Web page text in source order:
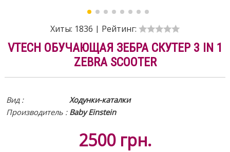
Хиты: 1836 | Рейтинг:
VTECH ОБУЧАЮЩАЯ ЗЕБРА СКУТЕР 3 IN 1
ZEBRA SCOOTER
Вид :
Ходунки-каталки
Производитель : Baby Einstein
2500 грн.